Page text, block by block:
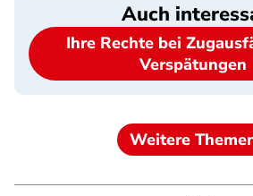
Auch
Ihre Rechte bei
Verspätungen
Weitere